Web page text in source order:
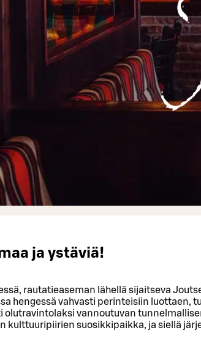
ja ystäviä!
rautatieaseman lähellä sijaitseva
hengessä vahvasti perinteisiin luottaen,
olutravintolaksi vannoutuvan
kulttuuripiirien suosikkipaikka, ja siellä